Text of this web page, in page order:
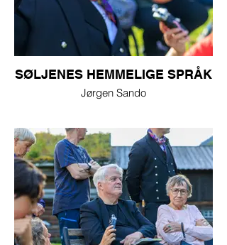
SØLJENES HEMMELIGE SPRÅK
Jørgen Sando